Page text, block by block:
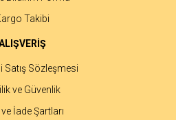
Takibi
Satış Sözleşmesi
ve Güvenlik
İade Şartları